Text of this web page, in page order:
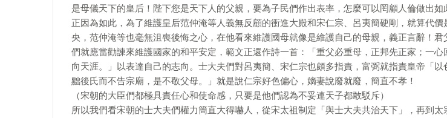
是母儀天下的皇后！陛下您是天下人的父親，要為子民們作出表率，怎麼可以罔顧人倫做出如
正因為如此，為了維護皇后范仲淹等人義無反顧的衝進大殿和宋仁宗、呂夷簡硬剛，就算代價
央，范仲淹等也毫無沮喪後悔之心，在他看來維護國母就像是維護自己的母親，義正言辭！君
們就應當勸諫來維護國家的和平安定，範文正還作詩一首：「重父必重母，正邦先正家；一心
向天涯。」以表達自己的志向。士大夫們對呂夷簡、宋仁宗也頗多指責，富弼就指責皇帝「以
黜後氏而不告宗廟，是不敬父母。」就是說仁宗好色偏心，嫡妻說廢就廢，簡直不孝！
（宋朝的大臣們都極具責任心和使命感，只要是他們認為不妥連天子都敢駁斥）
所以我們看宋朝的士大夫們權力簡直大得嚇人，從宋太祖制定「與士大夫共治天下」，再到太